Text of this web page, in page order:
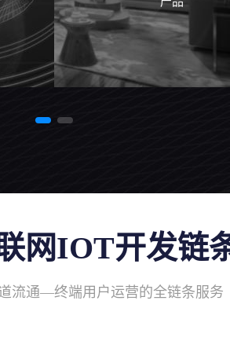
网IOT开发链
流通—终端用户运营的全链条服务